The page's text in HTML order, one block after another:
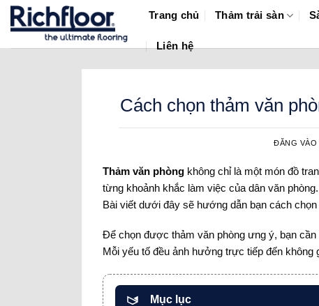
Bỏ
qua
Trang chủ Thảm trải sàn
Liên hệ
Cách chọn thảm văn
ĐĂNG VÀO
Thảm văn phòng không chỉ là một món đồ
từng khoảnh khắc làm việc của dân văn
Bài viết dưới đây sẽ hướng dẫn bạn cách
Để chọn được thảm văn phòng ưng ý, bạn
Mỗi yếu tố đều ảnh hưởng trực tiếp đến không
Mục lục